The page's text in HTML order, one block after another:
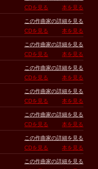
CDを見る
本を見る
この作曲家の詳細を見る
CDを見る
本を見る
この作曲家の詳細を見る
CDを見る
本を見る
この作曲家の詳細を見る
CDを見る
本を見る
この作曲家の詳細を見る
CDを見る
本を見る
この作曲家の詳細を見る
CDを見る
本を見る
この作曲家の詳細を見る
CDを見る
本を見る
この作曲家の詳細を見る